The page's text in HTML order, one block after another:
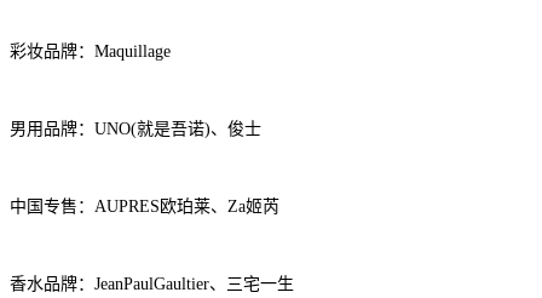
彩妆品牌：Maquillage
男用品牌：UNO(就是吾诺)、俊士
中国专售：AUPRES欧珀莱、Za姬芮
香水品牌：JeanPaulGaultier、三宅一生